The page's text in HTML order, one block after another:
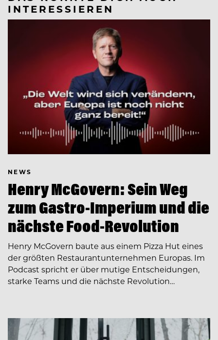
INTERESSIEREN
NEWS
Henry McGovern: Sein Weg
zum Gastro-Imperium und die
nächste Food-Revolution
Henry McGovern baute aus einem Pizza Hut eines
der größten Restaurantunternehmen Europas. Im
Podcast spricht er über mutige Entscheidungen,
starke Teams und die nächste Revolution…